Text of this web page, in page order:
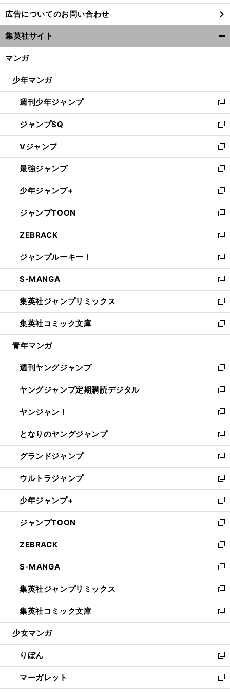
し
い
ウ
ィ
ン
ウ
開
く
広告についてのお問い合わせ
集英社サイト
マンガ
少年マンガ
週刊少年ジャンプ
新
し
い
ウ
ィ
ン
ド
ウ
で
開
く
ジャンプSQ
新
し
い
ウ
ィ
ン
ド
ウ
で
開
く
Vジャンプ
新
し
い
ウ
ィ
ン
ド
ウ
で
開
く
最強ジャンプ
新
し
い
ウ
ィ
ン
ド
ウ
で
開
く
少年ジャンプ+
新
し
い
ウ
ィ
ン
ド
ウ
で
開
く
ジャンプTOON
新
し
い
ウ
ィ
ン
ド
ウ
で
開
く
ZEBRACK
新
し
い
ウ
ィ
ン
ド
ウ
で
開
ジャンプルーキー！
新
し
い
ウ
ィ
ン
ド
ウ
開
く
S-MANGA
新
し
い
ウ
ィ
ン
ウ
で
開
く
集英社ジャンプリミックス
新
し
い
ウ
ン
ド
ウ
で
開
く
集英社コミック文庫
新
し
ウ
ィ
ン
ド
ウ
で
開
く
青年マンガ
週刊ヤングジャンプ
新
し
い
ウ
ィ
ン
ド
ウ
で
開
く
ヤングジャンプ定期購読デジタル
新
し
い
ウ
ィ
ン
ド
ウ
で
開
く
ヤンジャン！
新
し
い
ウ
ィ
ン
ド
ウ
で
開
く
となりのヤングジャンプ
新
し
い
ウ
ィ
ン
ド
ウ
で
開
く
グランドジャンプ
新
し
い
ウ
ィ
ン
ド
ウ
で
開
く
ウルトラジャンプ
新
し
い
ウ
ィ
ン
ド
ウ
で
開
く
少年ジャンプ+
新
し
い
ウ
ィ
ン
ド
ウ
で
開
く
ジャンプTOON
新
し
い
ウ
ィ
ン
ド
ウ
で
開
ZEBRACK
新
し
い
ウ
ィ
ン
ド
ウ
開
く
S-MANGA
新
し
い
ウ
ィ
ン
ウ
で
開
く
集英社ジャンプリミックス
新
し
い
ウ
ン
ド
ウ
で
開
集英社コミック文庫
新
し
ウ
ィ
ン
ド
ウ
少女マンガ
りぼん
新
し
い
ウ
マーガレット
新
し